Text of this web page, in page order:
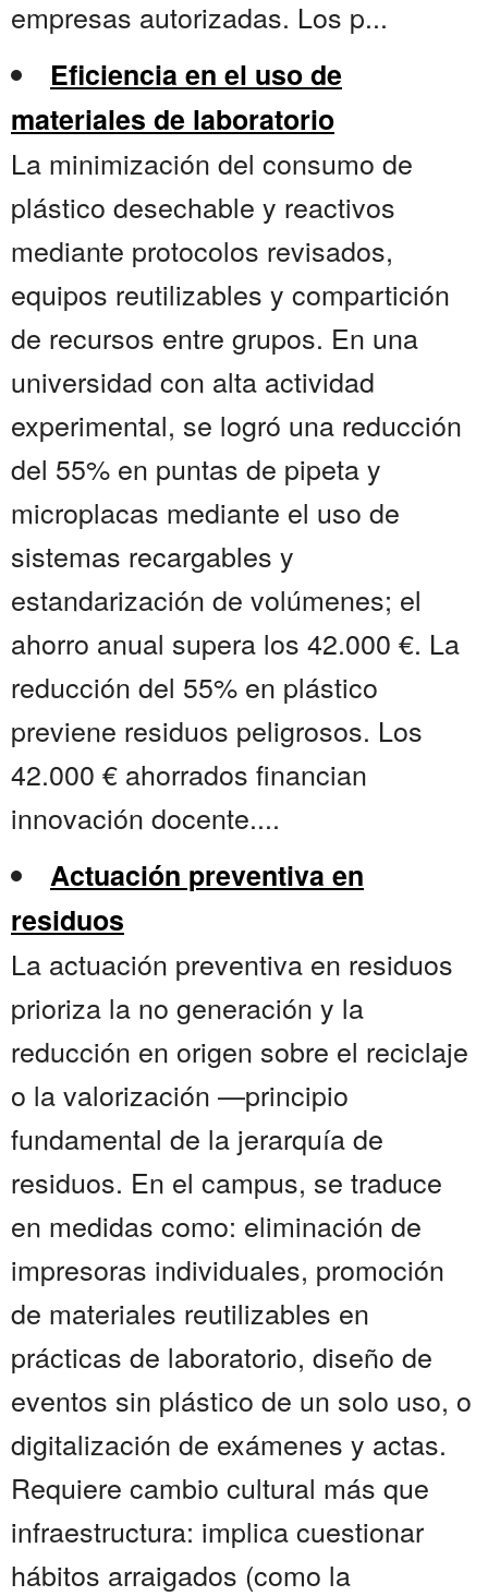
empresas autorizadas. Los p...
Eficiencia en el uso de
materiales de laboratorio
La minimización del consumo de
plástico desechable y reactivos
mediante protocolos revisados,
equipos reutilizables y compartición
de recursos entre grupos. En una
universidad con alta actividad
experimental, se logró una reducción
del 55% en puntas de pipeta y
microplacas mediante el uso de
sistemas recargables y
estandarización de volúmenes; el
ahorro anual supera los 42.000 €. La
reducción del 55% en plástico
previene residuos peligrosos. Los
42.000 € ahorrados financian
innovación docente....
Actuación preventiva en
residuos
La actuación preventiva en residuos
prioriza la no generación y la
reducción en origen sobre el reciclaje
o la valorización —principio
fundamental de la jerarquía de
residuos. En el campus, se traduce
en medidas como: eliminación de
impresoras individuales, promoción
de materiales reutilizables en
prácticas de laboratorio, diseño de
eventos sin plástico de un solo uso, o
digitalización de exámenes y actas.
Requiere cambio cultural más que
infraestructura: implica cuestionar
hábitos arraigados (como la